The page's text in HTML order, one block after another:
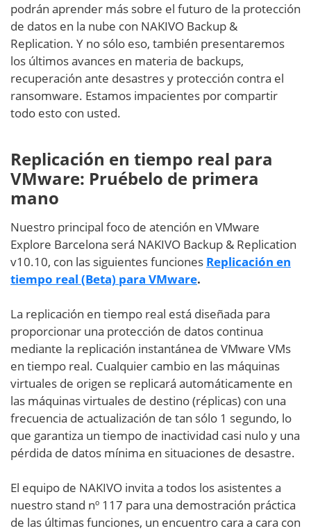
podrán aprender más sobre el futuro de la protección
de datos en la nube con NAKIVO Backup &
Replication. Y no sólo eso, también presentaremos
los últimos avances en materia de backups,
recuperación ante desastres y protección contra el
ransomware. Estamos impacientes por compartir
todo esto con usted.
Replicación en tiempo real para
VMware: Pruébelo de primera
mano
Nuestro principal foco de atención en VMware
Explore Barcelona será NAKIVO Backup & Replication
v10.10, con las siguientes funciones Replicación en
tiempo real (Beta) para VMware.
La replicación en tiempo real está diseñada para
proporcionar una protección de datos continua
mediante la replicación instantánea de VMware VMs
en tiempo real. Cualquier cambio en las máquinas
virtuales de origen se replicará automáticamente en
las máquinas virtuales de destino (réplicas) con una
frecuencia de actualización de tan sólo 1 segundo, lo
que garantiza un tiempo de inactividad casi nulo y una
pérdida de datos mínima en situaciones de desastre.
El equipo de NAKIVO invita a todos los asistentes a
nuestro stand nº 117 para una demostración práctica
de las últimas funciones, un encuentro cara a cara con